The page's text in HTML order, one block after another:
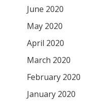
June 2020
May 2020
April 2020
March 2020
February 2020
January 2020